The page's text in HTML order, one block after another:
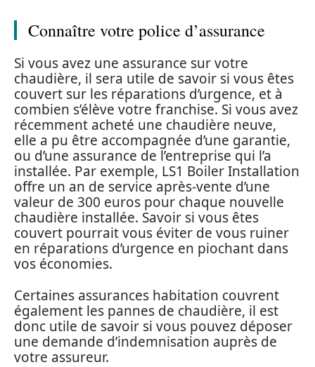
Connaître votre police d’assurance
Si vous avez une assurance sur votre
chaudière, il sera utile de savoir si vous êtes
couvert sur les réparations d’urgence, et à
combien s’élève votre franchise. Si vous avez
récemment acheté une chaudière neuve,
elle a pu être accompagnée d’une garantie,
ou d’une assurance de l’entreprise qui l’a
installée. Par exemple, LS1 Boiler Installation
offre un an de service après-vente d’une
valeur de 300 euros pour chaque nouvelle
chaudière installée. Savoir si vous êtes
couvert pourrait vous éviter de vous ruiner
en réparations d’urgence en piochant dans
vos économies.
Certaines assurances habitation couvrent
également les pannes de chaudière, il est
donc utile de savoir si vous pouvez déposer
une demande d’indemnisation auprès de
votre assureur.